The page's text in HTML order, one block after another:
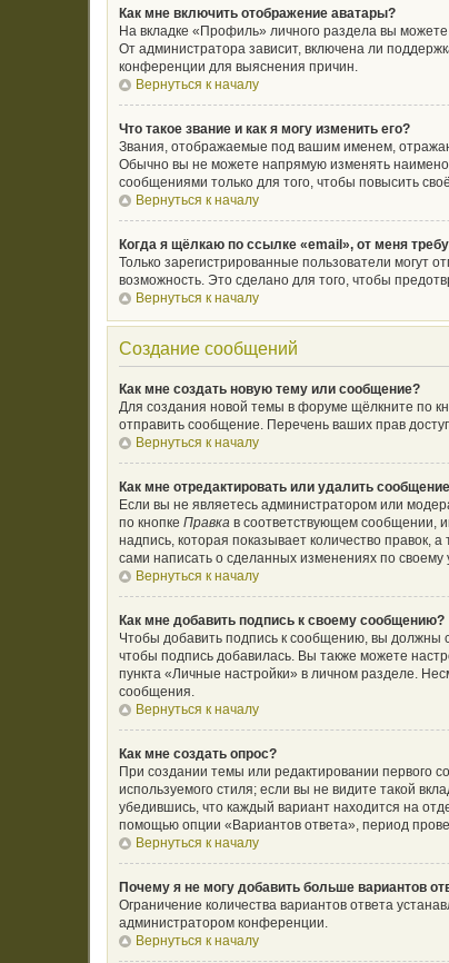
Как мне включить отображение аватары?
На вкладке «Профиль» личного раздела вы
От администратора зависит, включена ли
конференции для выяснения причин.
Вернуться к началу
Что такое звание и как я могу изменить его?
Звания, отображаемые под вашим именем,
Обычно вы не можете напрямую изменять
сообщениями только для того, чтобы повысить
Вернуться к началу
Когда я щёлкаю по ссылке «email», от меня
Только зарегистрированные пользователи могут
возможность. Это сделано для того, чтобы
Вернуться к началу
Создание сообщений
Как мне создать новую тему или сообщение?
Для создания новой темы в форуме щёлкните по
отправить сообщение. Перечень ваших прав
Вернуться к началу
Как мне отредактировать или удалить
Если вы не являетесь администратором или
по кнопке Правка в соответствующем сообщении,
надпись, которая показывает количество правок,
сами написать о сделанных изменениях по
Вернуться к началу
Как мне добавить подпись к своему сообщению?
Чтобы добавить подпись к сообщению, вы должны
чтобы подпись добавилась. Вы также можете
пункта «Личные настройки» в личном разделе.
сообщения.
Вернуться к началу
Как мне создать опрос?
При создании темы или редактировании первого
используемого стиля; если вы не видите такой
убедившись, что каждый вариант находится на
помощью опции «Вариантов ответа», период
Вернуться к началу
Почему я не могу добавить больше вариантов
Ограничение количества вариантов ответа
администратором конференции.
Вернуться к началу